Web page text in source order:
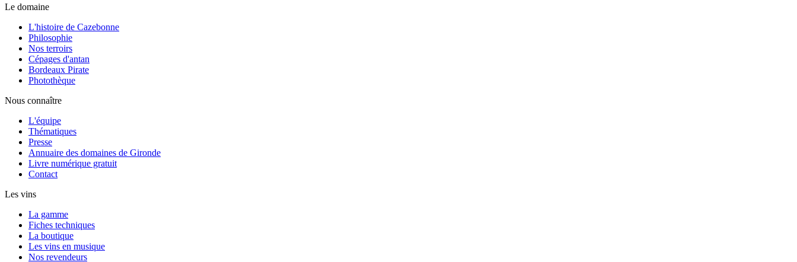
Le domaine
L'histoire de Cazebonne
Philosophie
Nos terroirs
Cépages d'antan
Bordeaux Pirate
Photothèque
Nous connaître
L'équipe
Thématiques
Presse
Annuaire des domaines de Gironde
Livre numérique gratuit
Contact
Les vins
La gamme
Fiches techniques
La boutique
Les vins en musique
Nos revendeurs